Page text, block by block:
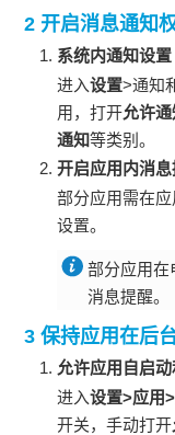
2 开启消息通知
系统内通知设置
进入设置>通知
用，打开允许通
通知等类别。
开启应用内消
部分应用需在
设置。
部分应用在
消息提醒。
3 保持应用在后
允许应用自启
进入设置>应用
开关，手动打开